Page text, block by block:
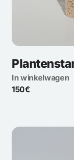
In winkelwagen
150€